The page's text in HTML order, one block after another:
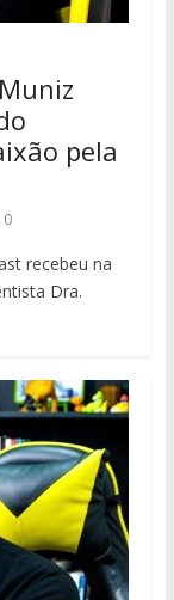
pela
0
recebeu na
Dra.